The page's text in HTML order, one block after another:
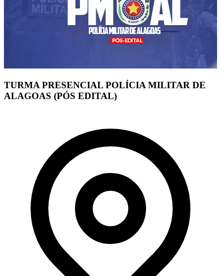
TURMA PRESENCIAL POLÍCIA MILITAR DE
ALAGOAS (PÓS EDITAL)